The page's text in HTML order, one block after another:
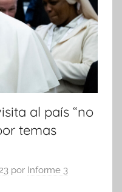
al país “no
temas
por Informe 3